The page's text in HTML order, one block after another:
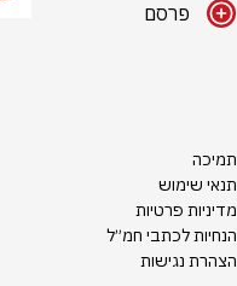
פרסם
תמיכה
תנאי שימוש
מדיניות פרטיות
הנחיות לכתבי חמ״ל
הצהרת נגישות